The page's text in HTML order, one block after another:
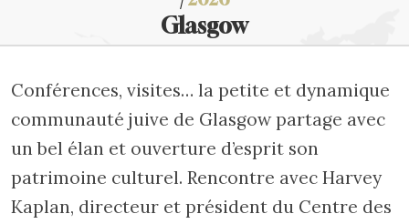
Glasgow
Conférences, visites… la petite et dynamique
communauté juive de Glasgow partage avec
un bel élan et ouverture d’esprit son
patrimoine culturel. Rencontre avec Harvey
Kaplan, directeur et président du Centre des